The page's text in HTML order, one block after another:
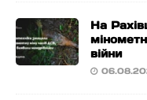
На
війни